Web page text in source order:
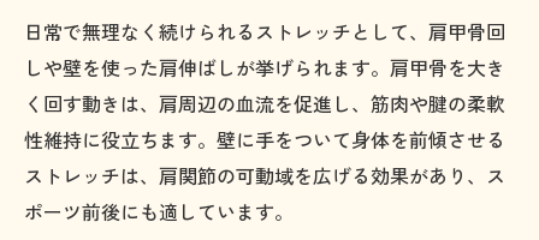
日常で無理なく続けられるストレッチとして、肩甲骨回
しや壁を使った肩伸ばしが挙げられます。肩甲骨を大き
く回す動きは、肩周辺の血流を促進し、筋肉や腱の柔軟
性維持に役立ちます。壁に手をついて身体を前傾させる
ストレッチは、肩関節の可動域を広げる効果があり、ス
ポーツ前後にも適しています。